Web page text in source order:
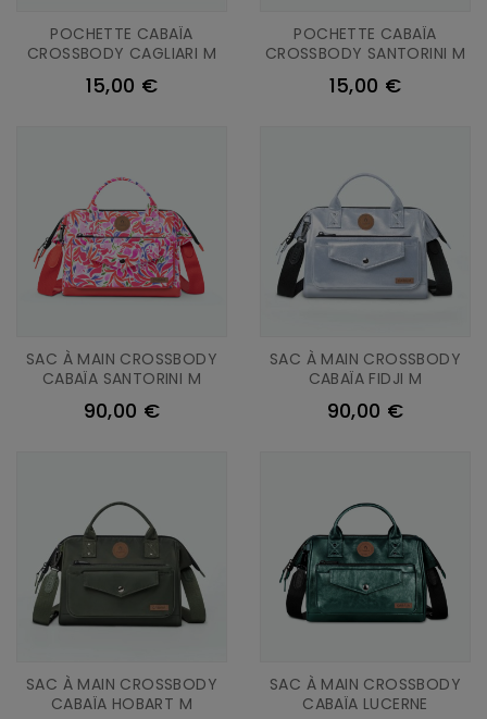
POCHETTE CABAÏA
CROSSBODY CAGLIARI M
15,00 €
POCHETTE CABAÏA
CROSSBODY SANTORINI M
15,00 €
SAC À MAIN CROSSBODY
CABAÏA SANTORINI M
90,00 €
SAC À MAIN CROSSBODY
CABAÏA FIDJI M
90,00 €
SAC À MAIN CROSSBODY
CABAÏA HOBART M
SAC À MAIN CROSSBODY
CABAÏA LUCERNE